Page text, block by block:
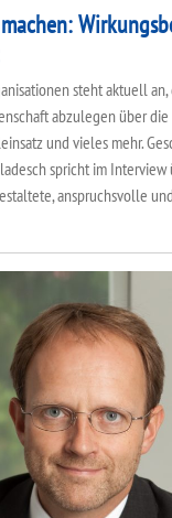
steht aktuell
abzulegen über
und vieles mehr.
spricht im
anspruchsvolle